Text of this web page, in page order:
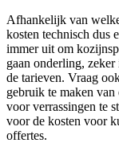
Afhankelijk van
kosten technisch dus
immer uit om
gaan onderling,
de tarieven. Vraag
gebruik te maken
voor verrassingen te
voor de kosten voor
offertes.